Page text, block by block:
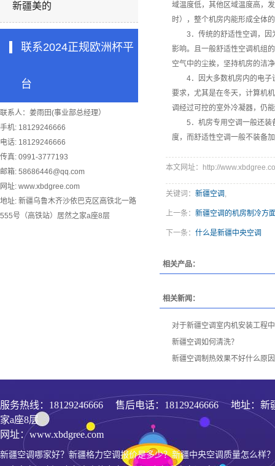
新疆美的
联系2024正规欧洲杯平
台
联系人：姜雨田(事业部总经理）
手机: 18129246666
电话: 18129246666
传真: 0991-3777193
邮箱: 58686446@qq.com
网址: www.xbdgree.com
地址: 新疆乌鲁木齐沙依巴克区高铁北一路
555号（高铁站）居然之家a座8层
域温度低，其他区域温度高，
时），整个机房内能形成全体
3．传统的舒适性空调，因为
影响。且一般舒适性空调机组
空气中的尘挨，坚持机房的洁
4．因大多数机房内的电子设
要求，尤其是在冬天，计算机
调经过可控的室外冷凝器，仍
5．机房专用空调一般还装备
度，而舒适性空调一般不装备
本文网址：http://
关键词： 新疆空调 ,
上一条： 新疆空调的机房制冷方
下一条： 什么是新疆中央空调
相关产品：
相关新闻：
对于新疆空调室内机安装工程
新疆空调如何清洗？
新疆空调制热效果不好什么原
服务热线： 18129246666 售后电话：18129246666 地址：新
家a座8层
网址：www.xbdgree.com
新疆空调哪家好？新疆格力空调报价是多少？新疆中央空调质量怎么样